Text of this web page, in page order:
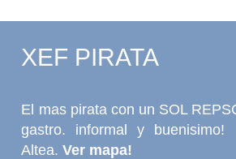
XEF PIRATA
El mas pirata con un SOL
gastro. informal y
Altea.Ver mapa!